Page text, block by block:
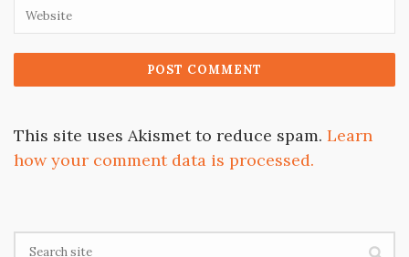
This site uses Akismet to reduce spam. Learn
how your comment data is processed.